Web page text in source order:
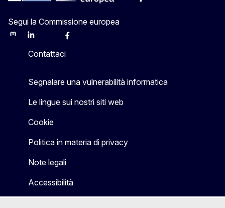
Segui la Commissione europea
MastodonLinkedInBlueskyFacebook
Contattaci
Segnalare una vulnerabilità informatica
Le lingue sui nostri siti web
Cookie
Politica in materia di privacy
Note legali
Accessibilità